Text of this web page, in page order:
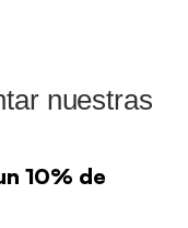
nuestras
10% de